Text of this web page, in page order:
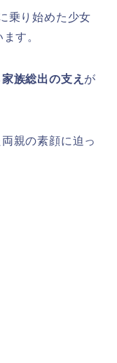
乗り始めた少女
す。
家族総出の支え が
親の素顔に迫っ